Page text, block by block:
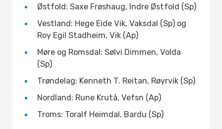
Østfold: Saxe Frøshaug, Indre Østfold (Sp)
Vestland: Hege Eide Vik, Vaksdal (Sp) og
Roy Egil Stadheim, Vik (Ap)
Møre og Romsdal: Sølvi Dimmen, Volda
(Sp)
Trøndelag: Kenneth T. Reitan, Røyrvik (Sp)
Nordland: Rune Krutå, Vefsn (Ap)
Troms: Toralf Heimdal, Bardu (Sp)